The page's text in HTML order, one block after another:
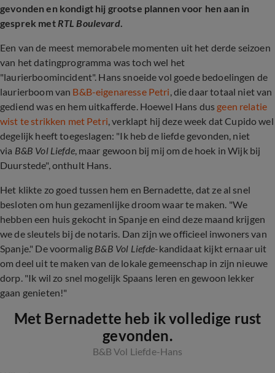
gevonden en kondigt hij grootse plannen voor hen aan in
gesprek met RTL Boulevard.
Een van de meest memorabele momenten uit het derde seizoen
van het datingprogramma was toch wel het
"laurierboomincident". Hans snoeide vol goede bedoelingen de
laurierboom van B&B-eigenaresse Petri, die daar totaal niet van
gediend was en hem uitkafferde. Hoewel Hans dus geen relatie
wist te strikken met Petri, verklapt hij deze week dat Cupido wel
degelijk heeft toegeslagen: "Ik heb de liefde gevonden, niet
via B&B Vol Liefde, maar gewoon bij mij om de hoek in Wijk bij
Duurstede", onthult Hans.
Het klikte zo goed tussen hem en Bernadette, dat ze al snel
besloten om hun gezamenlijke droom waar te maken. "We
hebben een huis gekocht in Spanje en eind deze maand krijgen
we de sleutels bij de notaris. Dan zijn we officieel inwoners van
Spanje." De voormalig B&B Vol Liefde-kandidaat kijkt ernaar uit
om deel uit te maken van de lokale gemeenschap in zijn nieuwe
dorp. "Ik wil zo snel mogelijk Spaans leren en gewoon lekker
gaan genieten!"
Met Bernadette heb ik volledige rust
gevonden.
B&B Vol Liefde-Hans